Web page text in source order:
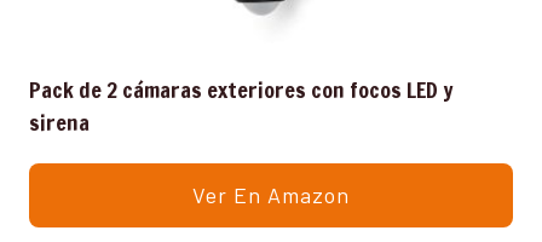
Pack de 2 cámaras exteriores con focos LED y
sirena
Ver En Amazon